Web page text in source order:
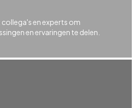
en experts om
en ervaringen te delen.